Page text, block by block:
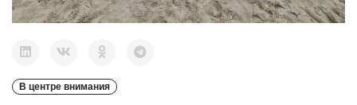
В центре внимания